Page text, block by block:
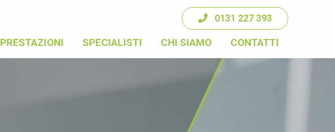
0131 227 393
PRESTAZIONI SPECIALISTI CHI SIAMO CONTATTI